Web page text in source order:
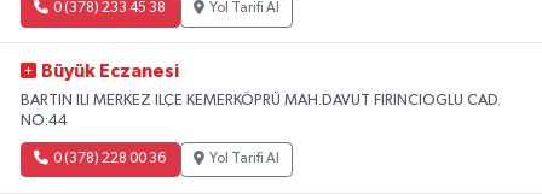
0 (378) 233 45 38 Yol Tarifi Al
Büyük Eczanesi
BARTIN ILI MERKEZ ILÇE KEMERKÖPRÜ MAH.DAVUT FIRINCIOGLU CAD.
NO:44
0 (378) 228 00 36 Yol Tarifi Al